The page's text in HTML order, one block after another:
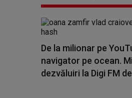
De la milionar pe
navigator pe ocean.
dezvăluiri la Digi FM